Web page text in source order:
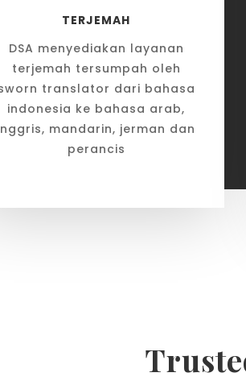
TERJEMAH
DSA menyediakan layanan
terjemah tersumpah oleh
translator dari bahasa
indonesia ke bahasa arab,
mandarin, jerman dan
perancis